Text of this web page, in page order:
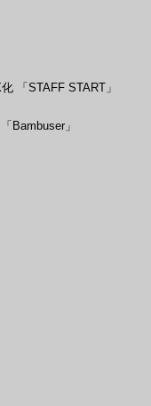
「STAFF START」
Bambuser」